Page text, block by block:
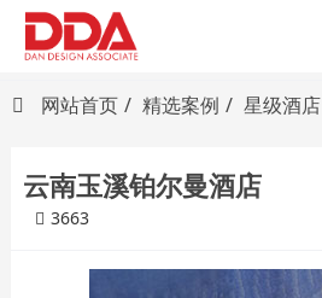
网站首页 精选案例 星级酒店
云南玉溪铂尔曼酒店
3663